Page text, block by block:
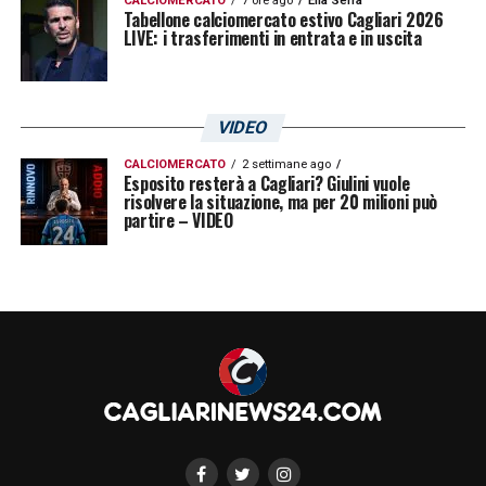
Tabellone calciomercato estivo Cagliari 2026
LIVE: i trasferimenti in entrata e in uscita
VIDEO
CALCIOMERCATO 2 settimane ago
Esposito resterà a Cagliari? Giulini vuole
risolvere la situazione, ma per 20 milioni può
partire – VIDEO